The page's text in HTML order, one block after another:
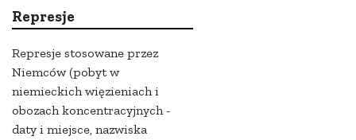
Represje
Represje stosowane przez
Niemców (pobyt w
niemieckich więzieniach i
obozach koncentracyjnych -
daty i miejsce, nazwiska